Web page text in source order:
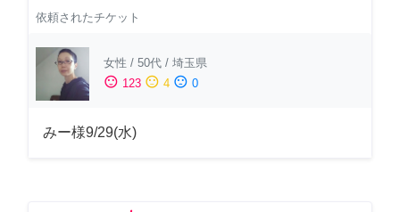
依頼されたチケット
女性 / 50代 / 埼玉県
sentiment_satisfied 123 sentiment_neutral 4 sentiment_dissatisfied 0
みー様9/29(水)